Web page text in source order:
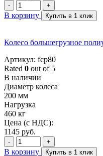
- +
В корзину Купить в 1 клик
Колесо большегрузное
Артикул: fcp80
Rated 0 out of 5
В наличии
Диаметр колеса
200 мм
Нагрузка
460 кг
Цена (с НДС):
1145 руб.
- +
В корзину Купить в 1 клик